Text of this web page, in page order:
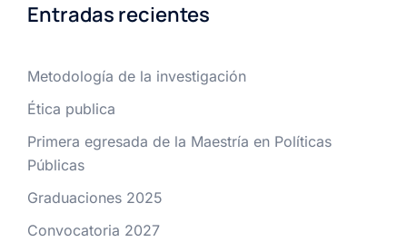
Entradas recientes
Metodología de la investigación
Ética publica
Primera egresada de la Maestría en Políticas
Públicas
Graduaciones 2025
Convocatoria 2027